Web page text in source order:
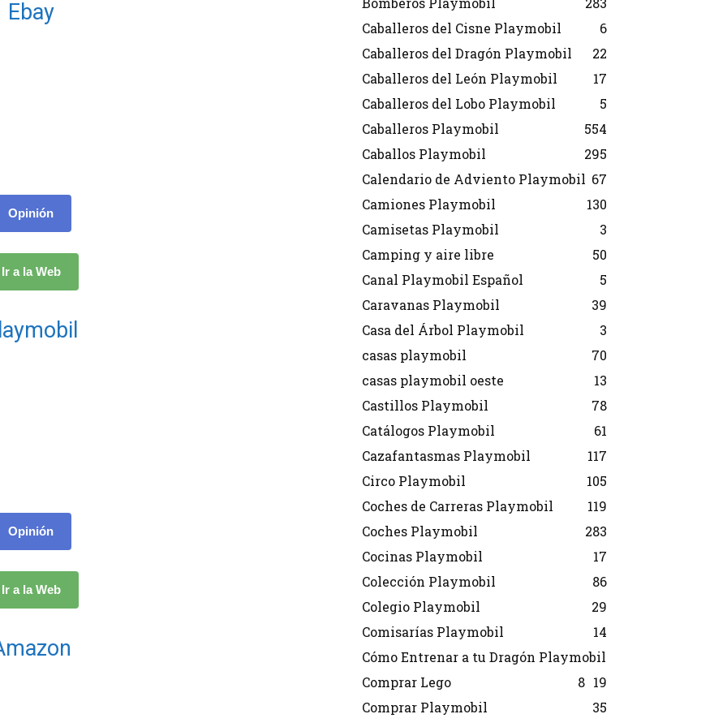
Ebay
Opinión
Ir a la Web
Opinión
Ir a la Web
Caballeros del Cisne Playmobil
6
Caballeros del Dragón Playmobil
22
Caballeros del León Playmobil
17
Caballeros del Lobo Playmobil
5
Caballeros Playmobil
554
Caballos Playmobil
295
Calendario de Adviento Playmobil 67
Camiones Playmobil
130
Camisetas Playmobil
3
Camping y aire libre
50
Canal Playmobil Español
5
Caravanas Playmobil
39
Casa del Árbol Playmobil
3
casas playmobil
70
casas playmobil oeste
13
Castillos Playmobil
78
Catálogos Playmobil
61
Cazafantasmas Playmobil
117
Circo Playmobil
105
Coches de Carreras Playmobil
119
Coches Playmobil
283
Cocinas Playmobil
17
Colección Playmobil
86
Colegio Playmobil
29
Comisarías Playmobil
14
Cómo Entrenar a tu Dragón Playmobil
19
Comprar Lego
8
Comprar Playmobil
35